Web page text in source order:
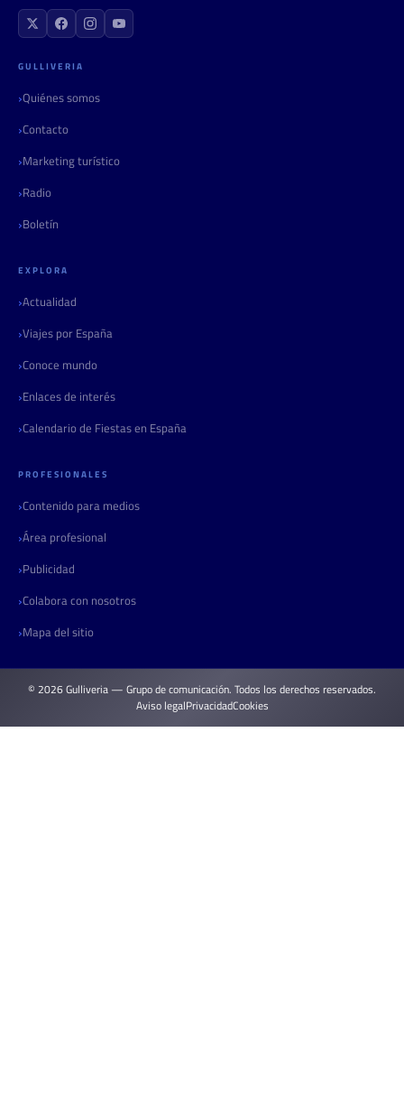
GULLIVERIA
Quiénes somos
Contacto
Marketing turístico
Radio
Boletín
EXPLORA
Actualidad
Viajes por España
Conoce mundo
Enlaces de interés
Calendario de Fiestas en España
PROFESIONALES
Contenido para medios
Área profesional
Publicidad
Colabora con nosotros
Mapa del sitio
© 2026 Gulliveria — Grupo de comunicación. Todos los derechos reservados.
Aviso legalPrivacidadCookies